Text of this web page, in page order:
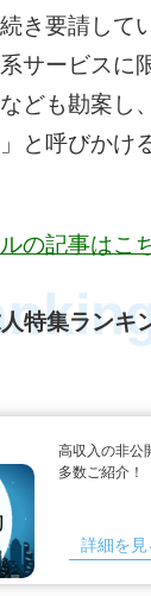
き要請して
サービスに
ども勘案し
と呼びかけ
の記事はこ
特集ランキ
高収入の非公
多数ご紹介！
詳細を見